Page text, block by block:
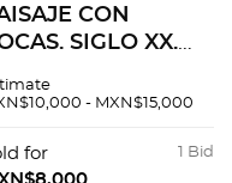
CON
SIGLO XX.
cm.
- MXN$15,000
1 Bid
for